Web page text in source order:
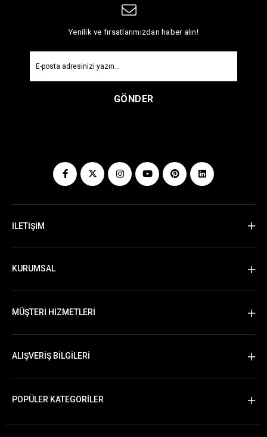
Yenilik ve fırsatlarımızdan haber alın!
GÖNDER
İLETİŞİM
KURUMSAL
MÜŞTERİ HİZMETLERİ
ALIŞVERİŞ BİLGİLERİ
POPÜLER KATEGORİLER